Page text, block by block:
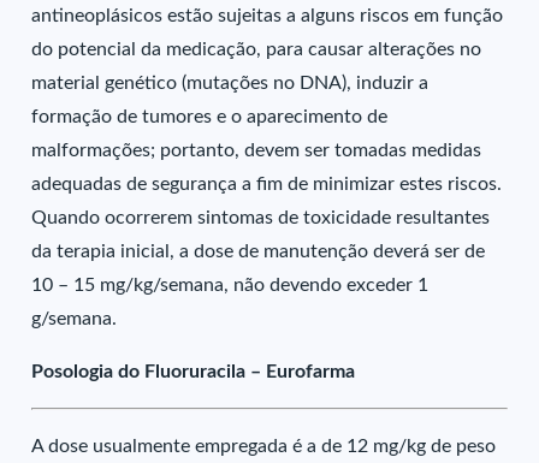
antineoplásicos estão sujeitas a alguns riscos em função
do potencial da medicação, para causar alterações no
material genético (mutações no DNA), induzir a
formação de tumores e o aparecimento de
malformações; portanto, devem ser tomadas medidas
adequadas de segurança a fim de minimizar estes riscos.
Quando ocorrerem sintomas de toxicidade resultantes
da terapia inicial, a dose de manutenção deverá ser de
10 – 15 mg/kg/semana, não devendo exceder 1
g/semana.
Posologia do Fluoruracila – Eurofarma
A dose usualmente empregada é a de 12 mg/kg de peso